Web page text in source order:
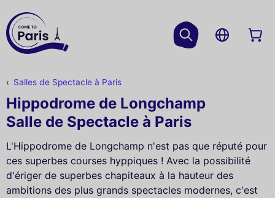
Salles de Spectacle à Paris
Hippodrome de Longchamp
Salle de Spectacle à Paris
L'Hippodrome de Longchamp n'est pas que réputé pour
ces superbes courses hyppiques ! Avec la possibilité
d'ériger de superbes chapiteaux à la hauteur des
ambitions des plus grands spectacles modernes, c'est